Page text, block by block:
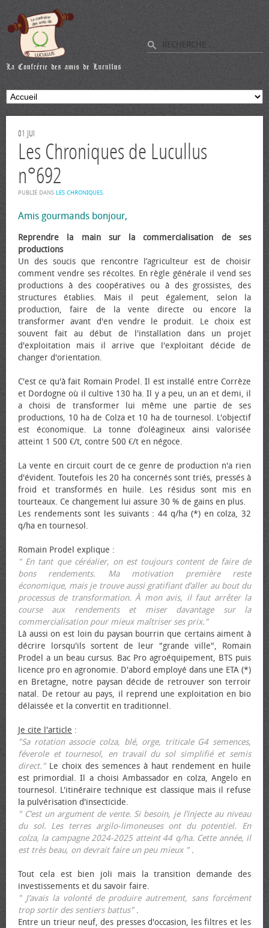
01 JUI
Les Chroniques de Lucullus
n°692
PUBLIÉ DANS LES CHRONIQUES.
Amis gourmands bonjour,
Reprendre la main sur la commercialisation de ses
productions
Un des soucis que rencontre l’agriculteur est de choisir
comment vendre ses récoltes. En règle générale il vend ses
productions à des coopératives ou à des grossistes, des
structures établies. Mais il peut également, selon la
production, faire de la vente directe ou encore la
transformer avant d'en vendre le produit. Le choix est
souvent fait au début de l'installation dans un projet
d'exploitation mais il arrive que l'exploitant décide de
changer d'orientation.
C'est ce qu'à fait Romain Prodel. Il est installé entre Corrèze
et Dordogne où il cultive 130 ha. Il y a peu, un an et demi, il
a choisi de transformer lui même une partie de ses
productions, 10 ha de Colza et 10 ha de tournesol. L'objectif
est économique. La tonne d’oléagineux ainsi valorisée
atteint 1 500 €/t, contre 500 €/t en négoce.
La vente en circuit court de ce genre de production n'a rien
d'évident. Toutefois les 20 ha concernés sont triés, pressés à
froid et transformés en huile. Les résidus sont mis en
tourteaux. Ce changement lui assure 30 % de gains en plus.
Les rendements sont les suivants : 44 q/ha (*) en colza, 32
q/ha en tournesol.
Romain Prodel explique :
" En tant que céréalier, on est toujours content de faire de
bons rendements. Ma motivation première reste
économique, mais je trouve aussi gratifiant d’aller au bout du
processus de transformation. À mon avis, il faut arrêter la
course aux rendements et miser davantage sur la
commercialisation pour mieux maîtriser ses prix."
Là aussi on est loin du paysan bourrin que certains aiment à
décrire lorsqu'ils sortent de leur "grande ville", Romain
Prodel a un beau cursus. Bac Pro agroéquipement, BTS puis
licence pro en agronomie. D'abord employé dans une ETA (*)
en Bretagne, notre paysan décide de retrouver son terroir
natal. De retour au pays, il reprend une exploitation en bio
délaissée et la convertit en traditionnel.
Je cite l'article :
"Sa rotation associe colza, blé, orge, triticale G4 semences,
féverole et tournesol, en travail du sol simplifié et semis
direct."Le choix des semences à haut rendement en huile
est primordial. Il a choisi Ambassador en colza, Angelo en
tournesol. L'itinéraire technique est classique mais il refuse
la pulvérisation d'insecticide.
" C’est un argument de vente. Si besoin, je l’injecte au niveau
du sol. Les terres argilo-limoneuses ont du potentiel. En
colza, la campagne 2024-2025 atteint 44 q/ha. Cette année, il
est très beau, on devrait faire un peu mieux ".
Tout cela est bien joli mais la transition demande des
investissements et du savoir faire.
" J’avais la volonté de produire autrement, sans forcément
trop sortir des sentiers battus".
Entre un trieur neuf, des presses d'occasion, les filtres et les